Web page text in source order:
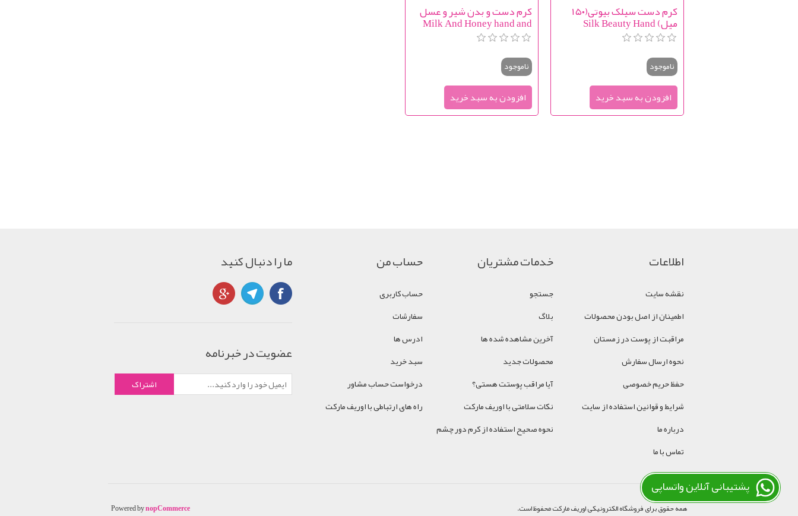
کرم دست سیلک بیوتی(۱۵۰
میل) Silk Beauty Hand
Cream
ناموجود
کرم دست و بدن شیر و عسل
Milk And Honey hand and
body cream
ناموجود
اطلاعات
نقشه سایت
اطمینان از اصل بودن محصولات
مراقبت از پوست در زمستان
نحوه ارسال سفارش
حفظ حریم خصوصی
شرایط و قوانین استفاده از سایت
درباره ما
تماس با ما
خدمات مشتریان
جستجو
بلاگ
آخرین مشاهده شده ها
محصولات جدید
آیا مراقب پوستت هستی؟
نکات سلامتی با اوریف مارکت
نحوه صحیح استفاده از کرم دور چشم
حساب من
حساب کاربری
سفارشات
ادرس ها
سبد خرید
درخواست حساب مشاور
راه های ارتباطی با اوریف مارکت
ما را دنبال کنید
عضویت در خبرنامه
همه حقوق برای فروشگاه الکترونیکی اوریف مارکت محفوظ است. Powered bynopCommerce
پشتیبانی آنلاین واتساپی